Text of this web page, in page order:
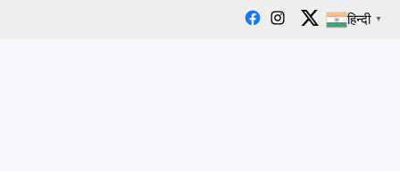
Facebook
Instagram
X हिन्दी ▼